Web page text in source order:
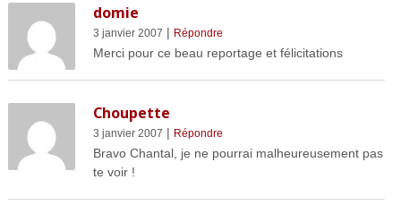
domie
3 janvier 2007 | Répondre
Merci pour ce beau reportage et félicitations
Choupette
3 janvier 2007 | Répondre
Bravo Chantal, je ne pourrai malheureusement pas
te voir !